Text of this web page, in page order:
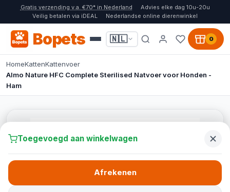
Gratis verzending v.a. €70* in Nederland
Advies elke dag 10u-20u
Veilig betalen via iDEAL
Nederlandse online dierenwinkel
Bopets 🇳🇱 0
HomeKattenKattenvoer
Almo Nature HFC Complete Sterilised Natvoer voor Honden -
Ham
Toegevoegd aan winkelwagen
Afrekenen